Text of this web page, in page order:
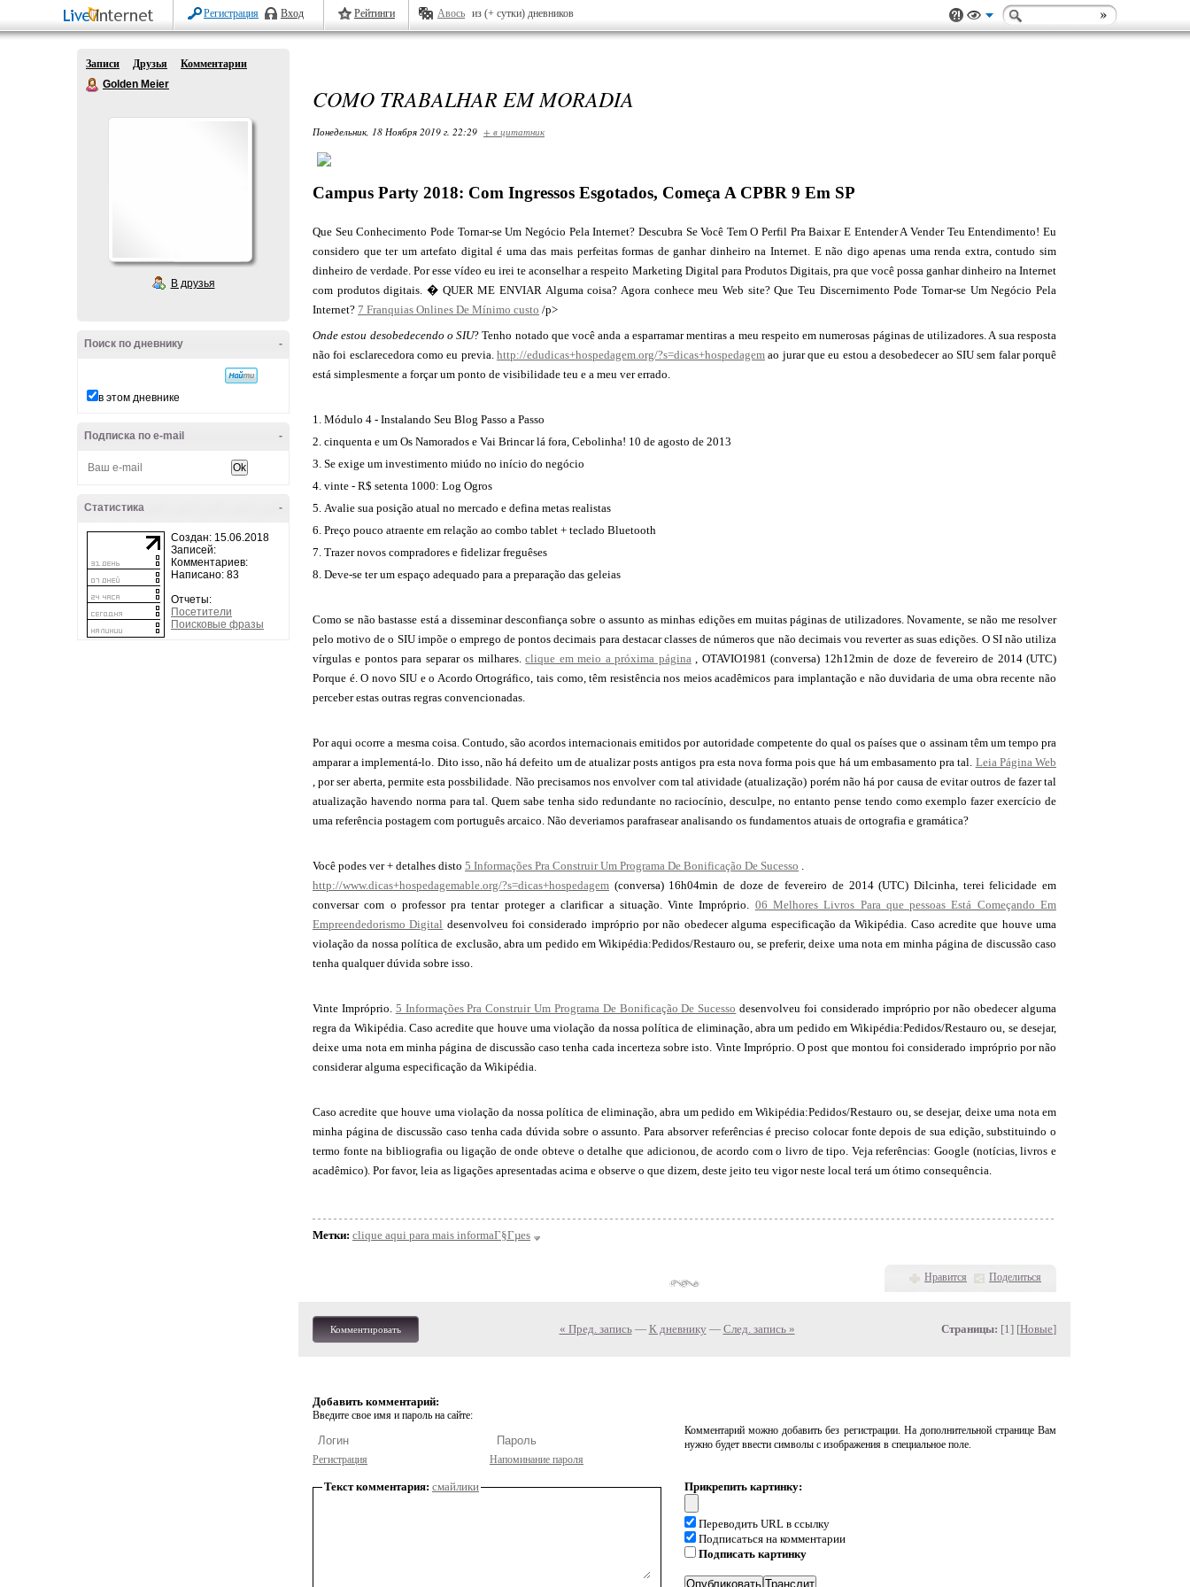
Регистрация Вход Рейтинги Авось из (+ сутки) дневников
Записи Друзья
Комментарии
Golden Meier
В друзья
-
Поиск по дневнику
в этом дневнике
-
Подписка по e-mail
-
Статистика
Создан: 15.06.2018
Записей:
Комментариев:
Написано: 83
Отчеты:
Посетители
Поисковые фразы
COMO TRABALHAR EM MORADIA
Понедельник, 18 Ноября 2019 г. 22:29 + в цитатник
Campus Party 2018: Com Ingressos Esgotados, Começa A CPBR 9 Em SP
Que Seu Conhecimento Pode Tornar-se Um Negócio Pela Internet? Descubra Se Você Tem O Perfil Pra Baixar E Entender A Vender Teu Entendimento! Eu
considero que ter um artefato digital é uma das mais perfeitas formas de ganhar dinheiro na Internet. E não digo apenas uma renda extra, contudo sim
dinheiro de verdade. Por esse vídeo eu irei te aconselhar a respeito Marketing Digital para Produtos Digitais, pra que você possa ganhar dinheiro na Internet
com produtos digitais. � QUER ME ENVIAR Alguma coisa? Agora conhece meu Web site? Que Teu Discernimento Pode Tornar-se Um Negócio Pela
Internet? 7 Franquias Onlines De Mínimo custo /p>
Onde estou desobedecendo o SIU? Tenho notado que você anda a esparramar mentiras a meu respeito em numerosas páginas de utilizadores. A sua resposta
não foi esclarecedora como eu previa. http://edudicas+hospedagem.org/?s=dicas+hospedagem ao jurar que eu estou a desobedecer ao SIU sem falar porquê
está simplesmente a forçar um ponto de visibilidade teu e a meu ver errado.
Módulo 4 - Instalando Seu Blog Passo a Passo
cinquenta e um Os Namorados e Vai Brincar lá fora, Cebolinha! 10 de agosto de 2013
Se exige um investimento miúdo no início do negócio
vinte - R$ setenta 1000: Log Ogros
Avalie sua posição atual no mercado e defina metas realistas
Preço pouco atraente em relação ao combo tablet + teclado Bluetooth
Trazer novos compradores e fidelizar freguêses
Deve-se ter um espaço adequado para a preparação das geleias
Como se não bastasse está a disseminar desconfiança sobre o assunto as minhas edições em muitas páginas de utilizadores. Novamente, se não me resolver
pelo motivo de o SIU impõe o emprego de pontos decimais para destacar classes de números que não decimais vou reverter as suas edições. O SI não utiliza
vírgulas e pontos para separar os milhares.clique em meio a próxima página, OTAVIO1981 (conversa) 12h12min de doze de fevereiro de 2014 (UTC)
Porque é. O novo SIU e o Acordo Ortográfico, tais como, têm resistência nos meios acadêmicos para implantação e não duvidaria de uma obra recente não
perceber estas outras regras convencionadas.
Por aqui ocorre a mesma coisa. Contudo, são acordos internacionais emitidos por autoridade competente do qual os países que o assinam têm um tempo pra
amparar a implementá-lo. Dito isso, não há defeito um de atualizar posts antigos pra esta nova forma pois que há um embasamento pra tal. Leia Página Web
, por ser aberta, permite esta possbilidade. Não precisamos nos envolver com tal atividade (atualização) porém não há por causa de evitar outros de fazer tal
atualização havendo norma para tal. Quem sabe tenha sido redundante no raciocínio, desculpe, no entanto pense tendo como exemplo fazer exercício de
uma referência postagem com português arcaico. Não deveriamos parafrasear analisando os fundamentos atuais de ortografia e gramática?
Você podes ver + detalhes disto 5 Informações Pra Construir Um Programa De Bonificação De Sucesso .
http://www.dicas+hospedagemable.org/?s=dicas+hospedagem (conversa) 16h04min de doze de fevereiro de 2014 (UTC) Dilcinha, terei felicidade em
conversar com o professor pra tentar proteger a clarificar a situação. Vinte Impróprio. 06 Melhores Livros Para que pessoas Está Começando Em
Empreendedorismo Digital desenvolveu foi considerado impróprio por não obedecer alguma especificação da Wikipédia. Caso acredite que houve uma
violação da nossa política de exclusão, abra um pedido em Wikipédia:Pedidos/Restauro ou, se preferir, deixe uma nota em minha página de discussão caso
tenha qualquer dúvida sobre isso.
Vinte Impróprio. 5 Informações Pra Construir Um Programa De Bonificação De Sucesso desenvolveu foi considerado impróprio por não obedecer alguma
regra da Wikipédia. Caso acredite que houve uma violação da nossa política de eliminação, abra um pedido em Wikipédia:Pedidos/Restauro ou, se desejar,
deixe uma nota em minha página de discussão caso tenha cada incerteza sobre isto. Vinte Impróprio. O post que montou foi considerado impróprio por não
considerar alguma especificação da Wikipédia.
Caso acredite que houve uma violação da nossa política de eliminação, abra um pedido em Wikipédia:Pedidos/Restauro ou, se desejar, deixe uma nota em
minha página de discussão caso tenha cada dúvida sobre o assunto. Para absorver referências é preciso colocar fonte depois de sua edição, substituindo o
termo fonte na bibliografia ou ligação de onde obteve o detalhe que adicionou, de acordo com o livro de tipo. Veja referências: Google (notícias, livros e
acadêmico). Por favor, leia as ligações apresentadas acima e observe o que dizem, deste jeito teu vigor neste local terá um ótimo consequência.
Метки: clique aqui para mais informaГ§Гµes
Нравится Поделиться
Комментировать « Пред. запись— К дневнику — След. запись » Страницы: [1] [Новые]
Добавить комментарий:
Введите свое имя и пароль на сайте:
Регистрация Напоминание пароля
Комментарий можно добавить без регистрации. На дополнительной странице Вам
нужно будет ввести символы с изображения в специальное поле.
Текст комментария: смайлики Прикрепить картинку:
Переводить URL в ссылку
Подписаться на комментарии
Подписать картинку